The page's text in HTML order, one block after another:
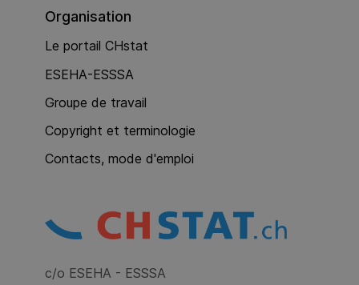
Organisation
Le portail CHstat
ESEHA-ESSSA
Groupe de travail
Copyright et terminologie
Contacts, mode d'emploi
c/o ESEHA - ESSSA